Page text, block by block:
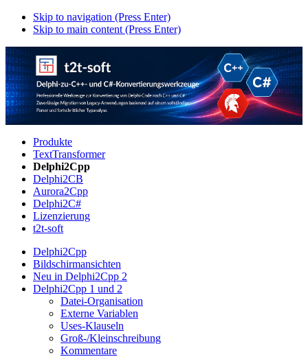
Skip to navigation (Press Enter)
Skip to main content (Press Enter)
Produkte
TextTransformer
Delphi2Cpp
Delphi2CB
Aurora2Cpp
Delphi2C#
Lizenzierung
t2t-soft
Delphi2Cpp
Bildschirmansichten
Neu in Delphi2Cpp 2
Delphi2Cpp 1 und 2
Datei-Organisation
Externe Variablen
Uses-Klauseln
Groß-/Kleinschreibung
Kommentare